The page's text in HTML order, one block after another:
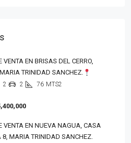
VENTA EN BRISAS DEL CERRO,
TRINIDAD SANCHEZ.
2 2 76 MTS2
VENTA EN NUEVA NAGUA, CASA
8, MARIA TRINIDAD SANCHEZ.